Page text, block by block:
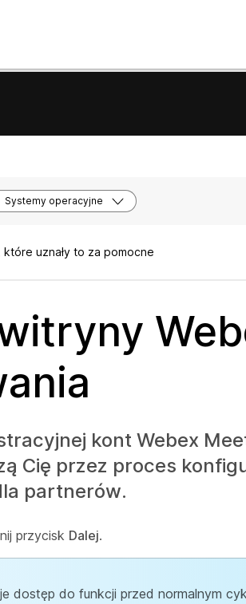
Systemy operacyjne
uznały to za pomocne
kont Webex
Cię przez proces
partnerów.
przycisk Dalej.
dostęp do funkcji przed normalnym